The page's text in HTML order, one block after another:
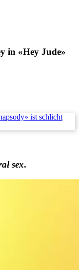
in «Hey Jude»
ist schlicht
sex.